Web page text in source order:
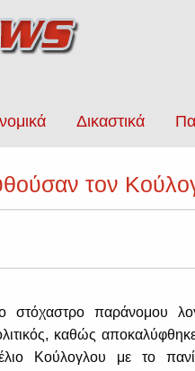
Δικαστικά
τον
στόχαστρο παράνομου
καθώς
Κούλογλου με το